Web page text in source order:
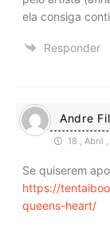
ela consiga
Responder
Andre
18 , Abril
Se quiserem
https://
queens-heart/